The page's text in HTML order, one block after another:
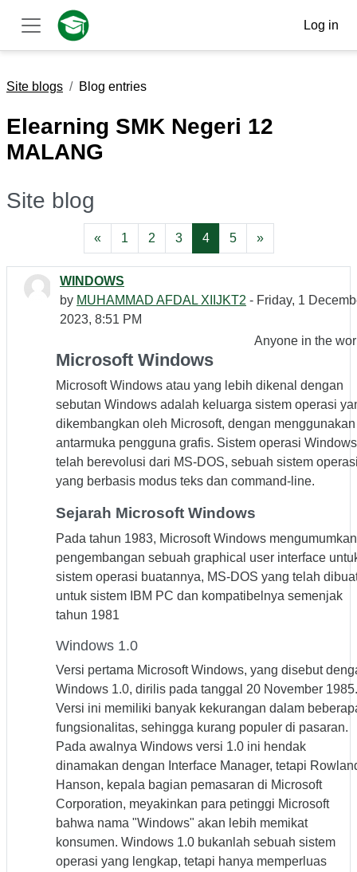
Skip to main content
Side panel
Log in
Site blogs Blog entries
Elearning SMK Negeri 12
MALANG
Site blog
«Previous page
1 Page 1
2Page 2
3Page 3
4Page 4
5Page 5
»Next page
WINDOWS
by MUHAMMAD AFDAL XIIJKT2 - Friday, 1
2023, 8:51 PM
Anyone in the
Microsoft Windows
Microsoft Windows atau yang lebih dikenal dengan
sebutan Windows adalah keluarga sistem operasi
dikembangkan oleh Microsoft, dengan menggunakan
antarmuka pengguna grafis. Sistem operasi Windows
telah berevolusi dari MS-DOS, sebuah sistem
yang berbasis modus teks dan command-line.
Sejarah Microsoft Windows
Pada tahun 1983, Microsoft Windows mengumumkan
pengembangan sebuah graphical user interface
sistem operasi buatannya, MS-DOS yang telah
untuk sistem IBM PC dan kompatibelnya semenjak
tahun 1981
Windows 1.0
Versi pertama Microsoft Windows, yang disebut
Windows 1.0, dirilis pada tanggal 20 November 1985.
Versi ini memiliki banyak kekurangan dalam
fungsionalitas, sehingga kurang populer di pasaran.
Pada awalnya Windows versi 1.0 ini hendak
dinamakan dengan Interface Manager, tetapi
Hanson, kepala bagian pemasaran di Microsoft
Corporation, meyakinkan para petinggi Microsoft
bahwa nama "Windows" akan lebih memikat
konsumen. Windows 1.0 bukanlah sebuah sistem
operasi yang lengkap, tetapi hanya memperluas